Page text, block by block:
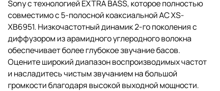
Sony с технологией EXTRA BASS, которое полностью
совместимо с 5-полосной коаксиальной АС XS-
XB6951. Низкочастотный динамик 2-го поколения с
диффузором из арамидного углеродного волокна
обеспечивает более глубокое звучание басов.
Оцените широкий диапазон воспроизводимых частот
и насладитесь чистым звучанием на большой
громкости благодаря высокой выходной мощности.